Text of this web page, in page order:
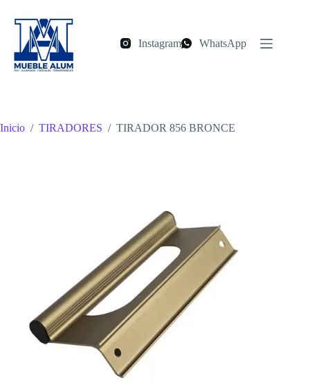
contenido
Instagram
WhatsApp
Inicio / TIRADORES / TIRADOR 856 BRONCE